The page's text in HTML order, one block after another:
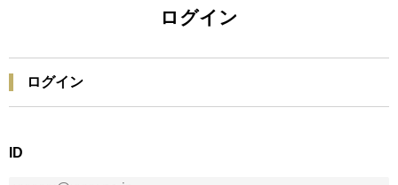
ログイン
ログイン
ID